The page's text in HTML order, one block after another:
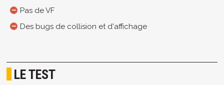
Pas de VF
Des bugs de collision et d'affichage
LE TEST